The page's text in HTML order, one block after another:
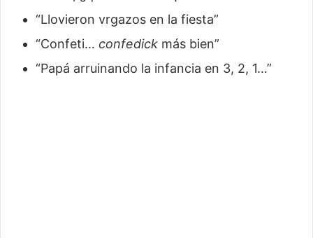
“Llovieron vrgazos en la fiesta”
“Confeti… confedick más bien”
“Papá arruinando la infancia en 3, 2, 1…”